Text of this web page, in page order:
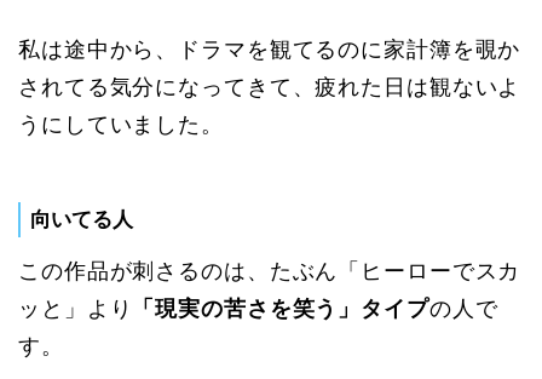
私は途中から、ドラマを観てるのに家計簿を覗か
されてる気分になってきて、疲れた日は観ないよ
うにしていました。
向いてる人
この作品が刺さるのは、たぶん「ヒーローでスカ
ッと」より
「現実の苦さを笑う」タイプの人で
す。